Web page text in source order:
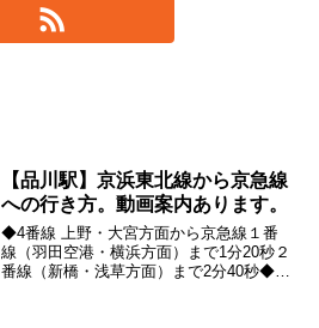
【品川駅】京浜東北線から京急線
への行き方。動画案内あります。
◆4番線 上野・大宮方面から京急線１番
線（羽田空港・横浜方面）まで1分20秒２
番線（新橋・浅草方面）まで2分40秒◆5